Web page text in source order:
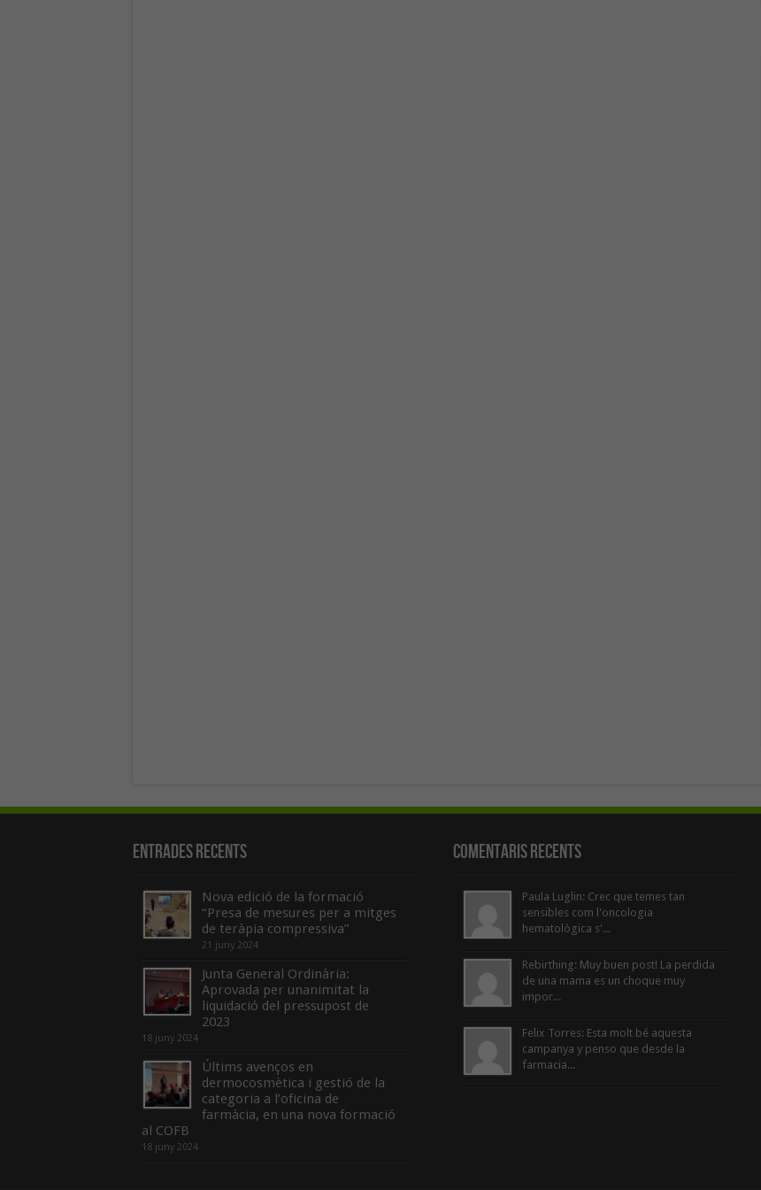
Entrades recents
Nova edició de la formació
“Presa de mesures per a mitges
de teràpia compressiva”
21 juny 2024
Junta General Ordinària:
Aprovada per unanimitat la
liquidació del pressupost de
2023
18 juny 2024
Últims avenços en
dermocosmètica i gestió de la
categoria a l’oficina de
farmàcia, en una nova formació
al COFB
18 juny 2024
Comentaris Recents
Paula Luglin: Crec que temes tan
sensibles com l'oncologia
hematològica s'...
Rebirthing: Muy buen post! La perdida
de una mama es un choque muy
impor...
Felix Torres: Esta molt bé aquesta
campanya y penso que desde la
farmacia...